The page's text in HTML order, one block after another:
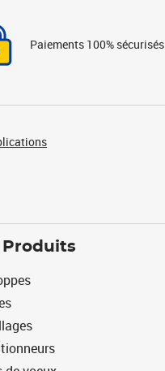
Paiements 100% sécurisés
Produits